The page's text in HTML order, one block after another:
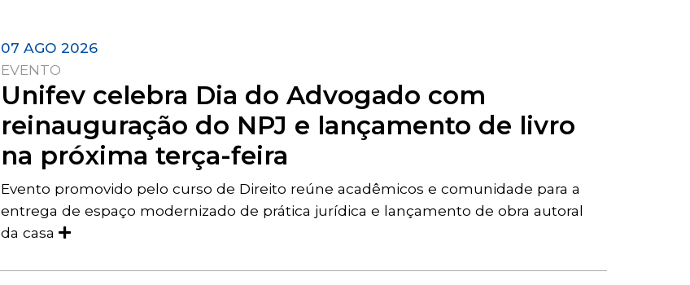
07 AGO 2026
EVENTO
Unifev celebra Dia do Advogado com
reinauguração do NPJ e lançamento de livro
na próxima terça-feira
Evento promovido pelo curso de Direito reúne acadêmicos e comunidade para a
entrega de espaço modernizado de prática jurídica e lançamento de obra autoral
da casa